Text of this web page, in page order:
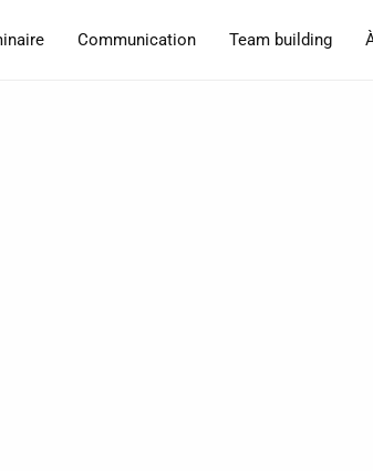
Communication Team building